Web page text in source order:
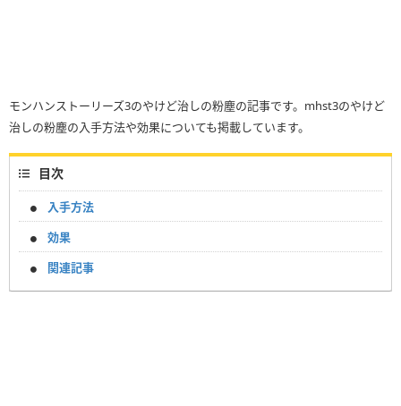
モンハンストーリーズ3のやけど治しの粉塵の記事です。mhst3のやけど
治しの粉塵の入手方法や効果についても掲載しています。
目次
入手方法
効果
関連記事